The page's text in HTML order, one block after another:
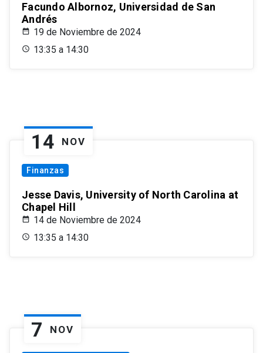
Facundo Albornoz, Universidad de San
Andrés
19 de Noviembre de 2024
13:35 a 14:30
14 NOV
Finanzas
Jesse Davis, University of North Carolina at
Chapel Hill
14 de Noviembre de 2024
13:35 a 14:30
7 NOV